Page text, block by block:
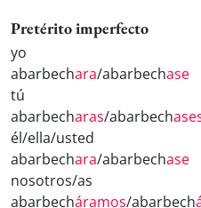
Pretérito imperfecto
yo
abarbechara/abarbechase
tú
abarbecharas/abarbech
él/ella/usted
abarbechara/abarbechase
nosotros/as
abarbecháramos/abarbech